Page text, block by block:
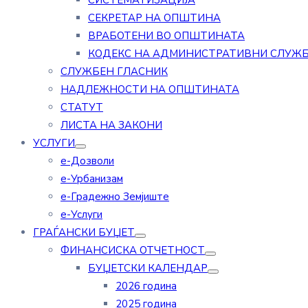
СЕКРЕТАР НА ОПШТИНА
ВРАБОТЕНИ ВО ОПШТИНАТА
КОДЕКС НА АДМИНИСТРАТИВНИ
СЛУЖБЕН ГЛАСНИК
НАДЛЕЖНОСТИ НА ОПШТИНАТА
СТАТУТ
ЛИСТА НА ЗАКОНИ
УСЛУГИ
е-Дозволи
е-Урбанизам
е-Градежно Земјиште
е-Услуги
ГРАЃАНСКИ БУЏЕТ
ФИНАНСИСКА ОТЧЕТНОСТ
БУЏЕТСКИ КАЛЕНДАР
2026 година
2025 година